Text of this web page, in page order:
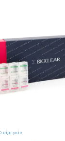
відгуків